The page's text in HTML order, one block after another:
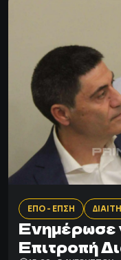
ΕΠΟ - ΕΠΣΗ
Ενημέρωσε
Επιτροπή